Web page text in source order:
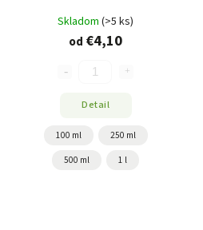
Skladom (>5 ks)
od €4,10
Detail
100 ml 250 ml
500 ml 1 l